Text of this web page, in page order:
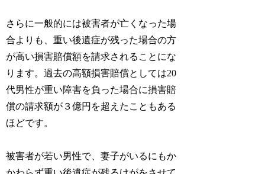
さらに一般的には被害者が亡くなった場
合よりも、重い後遺症が残った場合の方
が高い損害賠償額を請求されることにな
ります。過去の高額損害賠償としては20
代男性が重い障害を負った場合に損害賠
償の請求額が３億円を超えたこともある
ほどです。
被害者が若い男性で、妻子がいるにもか